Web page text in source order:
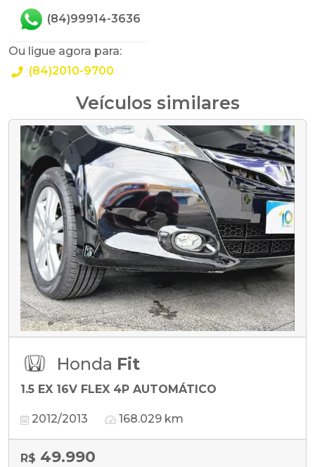
(84)99914-3636
Ou ligue agora para:
(84)2010-9700
Veículos similares
Honda Fit
1.5 EX 16V FLEX 4P AUTOMÁTICO
2012/2013 168.029 km
R$ 49.990